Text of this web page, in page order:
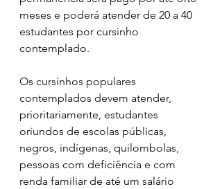
meses e poderá atender de 20 a 40
estudantes por cursinho
contemplado.
Os cursinhos populares
contemplados devem atender,
prioritariamente, estudantes
oriundos de escolas públicas,
negros, indígenas, quilombolas,
pessoas com deficiência e com
renda familiar de até um salário